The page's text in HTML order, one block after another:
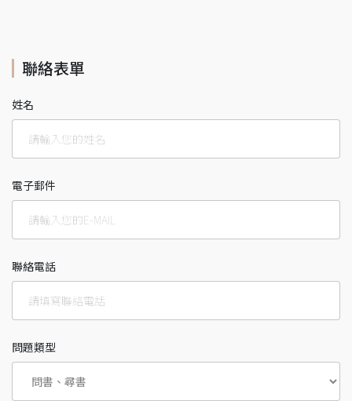
聯絡表單
姓名
電子郵件
聯絡電話
問題類型